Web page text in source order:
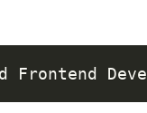
Frontend